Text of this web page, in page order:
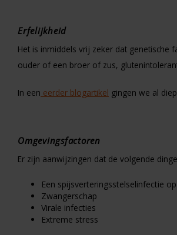
Erfelijkheid
Het is inmiddels vrij zeker dat genetische
ouder of een broer of zus,
In een eerder blogartikel gingen we al
Omgevingsfactoren
Er zijn aanwijzingen dat de volgende
Een spijsverteringsstelselinfectie
Zwangerschap
Virale infecties
Extreme stress